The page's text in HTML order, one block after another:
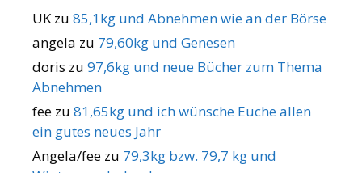
UK zu 85,1kg und Abnehmen wie an der Börse
angela zu 79,60kg und Genesen
doris zu 97,6kg und neue Bücher zum Thema
Abnehmen
fee zu 81,65kg und ich wünsche Euche allen
ein gutes neues Jahr
Angela/fee zu 79,3kg bzw. 79,7 kg und